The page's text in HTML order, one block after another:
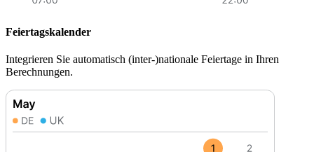
Feiertagskalender
Integrieren Sie automatisch (inter-)nationale Feiertage in Ihren
Berechnungen.